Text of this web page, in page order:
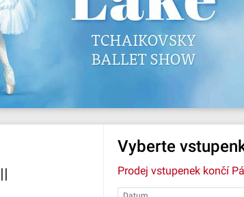
Vyberte
Prodej vstupenek končí